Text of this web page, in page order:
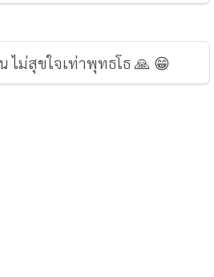
ไม่สุขใจเท่าพุทธโธ 🙏 😁